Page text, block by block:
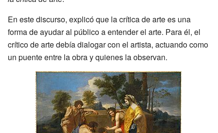
En este discurso, explicó que la crítica de arte es una
forma de ayudar al público a entender el arte. Para él, el
crítico de arte debía dialogar con el artista, actuando como
un puente entre la obra y quienes la observan.